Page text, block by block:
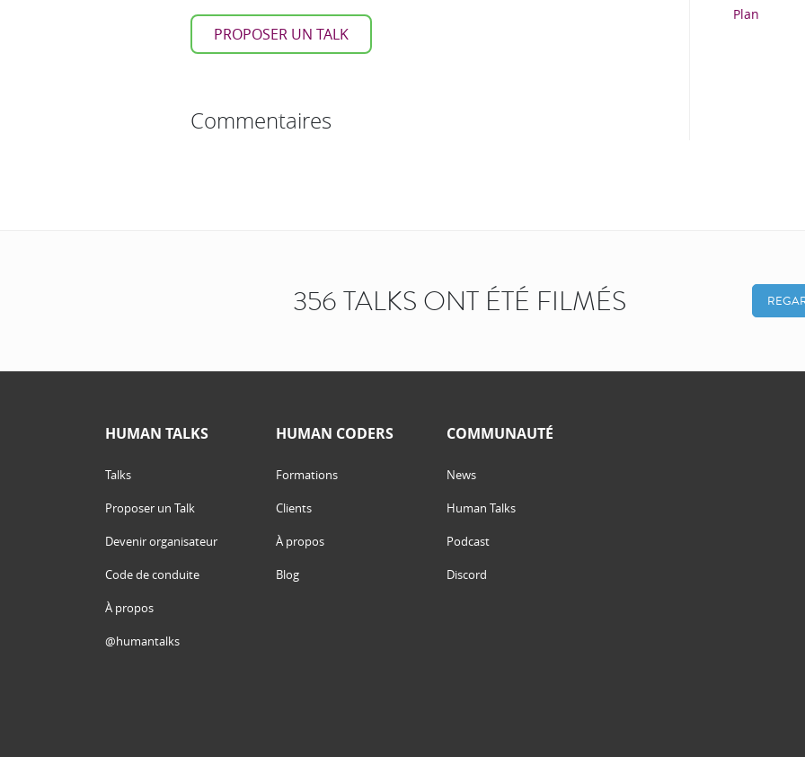
PROPOSER UN TALK
Commentaires
Plan
356 TALKS ONT ÉTÉ FILMÉS
HUMAN TALKS
Talks
Proposer un Talk
Devenir organisateur
Code de conduite
À propos
@humantalks
HUMAN CODERS
Formations
Clients
À propos
Blog
COMMUNAUTÉ
News
Human Talks
Podcast
Discord